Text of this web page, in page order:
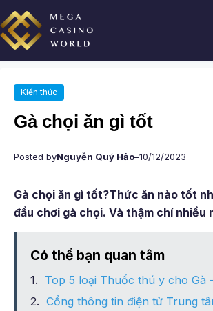
Chuyển
đến
phần
nội
Kiến thức
Gà chọi ăn gì tốt
Posted byNguyễn Quý Hảo–10/12/2023
Gà chọi ăn gì tốt?Thức ăn nào tốt
đầu chơi gà chọi. Và thậm chí
Có thể bạn quan tâm
Top 5 loại Thuốc thú y cho Gà
Cổng thông tin điện tử Trung